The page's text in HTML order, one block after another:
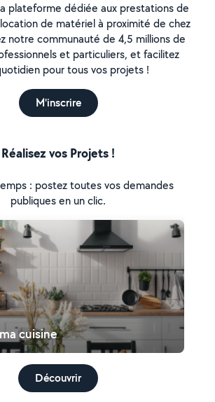
plateforme dédiée aux prestations de
de matériel à proximité de chez
notre communauté de 4,5 millions de
et particuliers, et facilitez
pour tous vos projets !
M'inscrire
Réalisez vos Projets !
: postez toutes vos demandes
publiques en un clic.
cuisine
Découvrir